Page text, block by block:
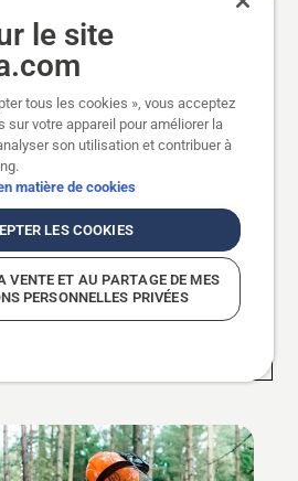
jambe droite contre le
afin qu’il soit maintenue
sûre.
le site
tous les cookies », vous acceptez
sur votre appareil pour améliorer la
son utilisation et contribuer à
matière de cookies
LES COOKIES
VENTE ET AU PARTAGE DE MES
PERSONNELLES PRIVÉES